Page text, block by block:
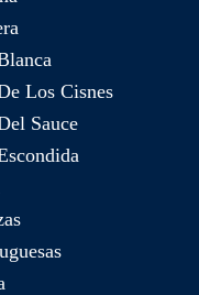
Los Cisnes
Sauce